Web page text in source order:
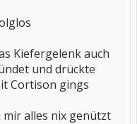
Kiefergelenk auch
und drückte
Cortison gings
alles nix genützt